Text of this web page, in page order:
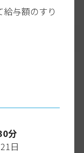
与額のすり
分
日